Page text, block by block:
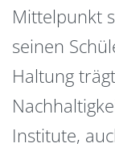
Mittelpunkt
seinen
Haltung
Institute,